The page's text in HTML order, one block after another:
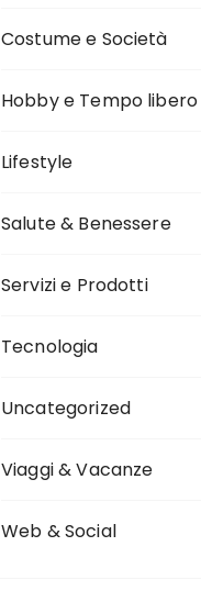
Costume e Società
Hobby e Tempo libero
Lifestyle
Salute & Benessere
Servizi e Prodotti
Tecnologia
Uncategorized
Viaggi & Vacanze
Web & Social